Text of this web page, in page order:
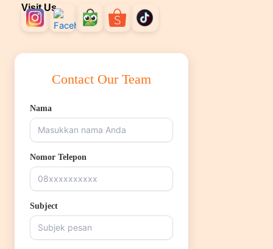
Visit Us
Contact Our Team
Nama
Nomor Telepon
Subject